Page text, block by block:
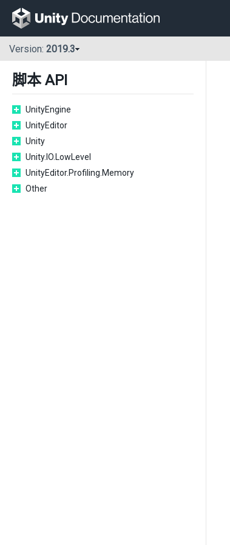
Version: 2019.3
脚本 API
UnityEngine
UnityEditor
Unity
Unity.IO.LowLevel
UnityEditor.Profiling.Memory
Other